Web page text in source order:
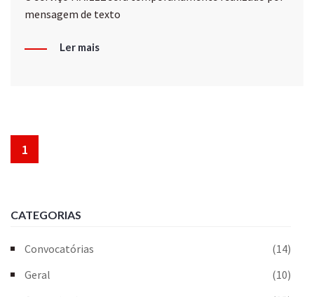
mensagem de texto
Ler mais
1
CATEGORIAS
Convocatórias
(14)
Geral
(10)